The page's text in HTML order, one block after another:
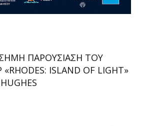
ΠΑΡΟΥΣΙΑΣΗ ΤΟΥ
ISLAND OF LIGHT»